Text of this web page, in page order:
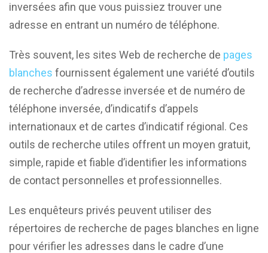
inversées afin que vous puissiez trouver une
adresse en entrant un numéro de téléphone.
Très souvent, les sites Web de recherche de pages
blanches fournissent également une variété d’outils
de recherche d’adresse inversée et de numéro de
téléphone inversée, d’indicatifs d’appels
internationaux et de cartes d’indicatif régional. Ces
outils de recherche utiles offrent un moyen gratuit,
simple, rapide et fiable d’identifier les informations
de contact personnelles et professionnelles.
Les enquêteurs privés peuvent utiliser des
répertoires de recherche de pages blanches en ligne
pour vérifier les adresses dans le cadre d’une